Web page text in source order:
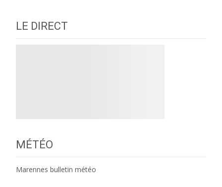
LE DIRECT
MÉTÉO
Marennes bulletin météo